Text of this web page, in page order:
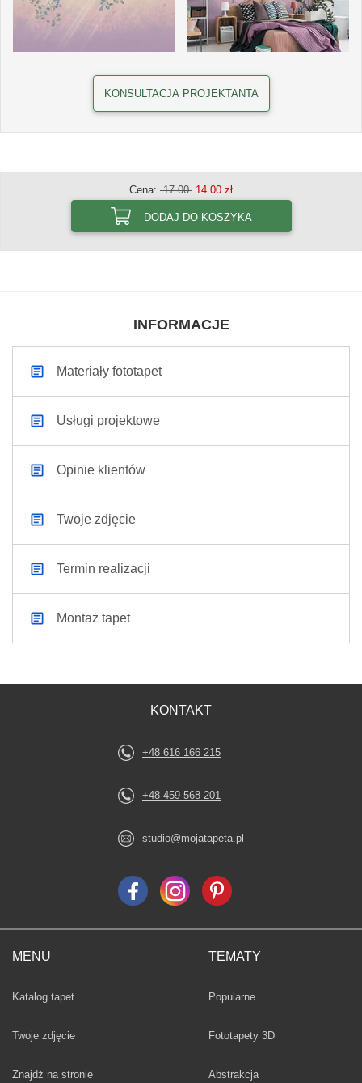
KONSULTACJA PROJEKTANTA
Cena: 17.00 14.00 zł
DODAJ DO KOSZYKA
INFORMACJE
Materiały fototapet
Usługi projektowe
Opinie klientów
Twoje zdjęcie
Termin realizacji
Montaż tapet
MENU
Katalog tapet
Twoje zdjęcie
Znajdż na stronie
TEMATY
Fototapety
Popularne
Fototapety 3D
Fototapety
Abstrakcja
KONTAKT
+48 616 166 215
+48 459 568 201
studio@mojatapeta.pl